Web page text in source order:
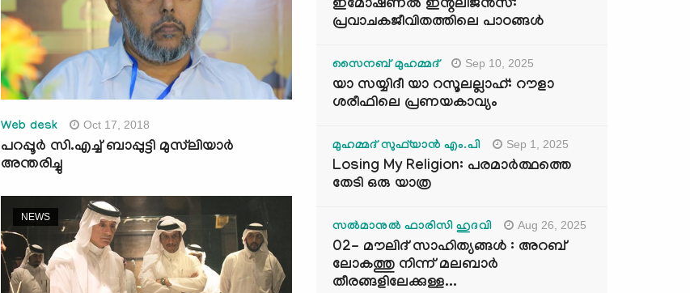
Web desk Oct 17, 2018
പറപ്പൂര്‍ സി.എച്ച് ബാപ്പുട്ടി മുസ്‌ലിയാര്‍
അന്തരിച്ചു
NEWS
ഇമോഷണൽ ഇന്റലിജൻസ്:
പ്രവാചകജീവിതത്തിലെ പാഠങ്ങൾ
സൈനബ് മുഹമ്മദ് Sep 10, 2025
യാ സയ്യിദീ യാ റസൂലല്ലാഹ്: റൗളാ
ശരീഫിലെ പ്രണയകാവ്യം
മുഹമ്മദ് സുഫ്‌യാൻ എം.പി Sep 1, 2025
Losing My Religion: പരമാർത്ഥത്തെ
തേടി ഒരു യാത്ര
സൽമാനുൽ ഫാരിസി ഹുദവി Aug 26, 2025
02- മൗലിദ് സാഹിത്യങ്ങൾ : അറബ്
ലോകത്തു നിന്ന് മലബാർ
തീരങ്ങളിലേക്കുള്ള...